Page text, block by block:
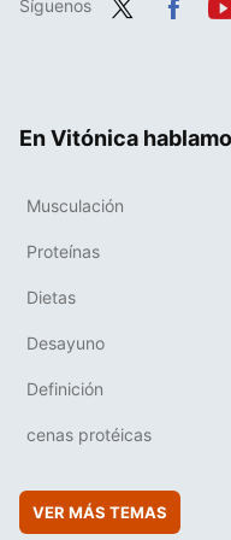
Síguenos
En Vitónica
Musculación
Proteínas
Dietas
Desayuno
Definición
cenas protéicas
VER MÁS TEMAS